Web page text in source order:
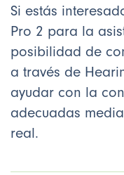
Si estás
Pro 2 para la
posibilidad de
a través de
ayudar con la
adecuadas
real.